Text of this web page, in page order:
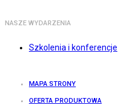
NASZE WYDARZENIA
Szkolenia i konferencje
MAPA STRONY
OFERTA PRODUKTOWA